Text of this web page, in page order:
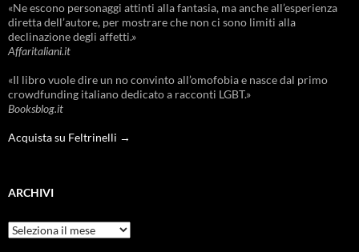
«Ne escono personaggi attinti alla fantasia, ma anche all’esperienza
diretta dell’autore, per mostrare che non ci sono limiti alla
declinazione degli affetti.»
Affaritaliani.it
«Il libro vuole dire un no convinto all’omofobia e nasce dal primo
crowdfunding italiano dedicato a racconti LGBT.»
Booksblog.it
Acquista su Feltrinelli →
ARCHIVI
Archivi